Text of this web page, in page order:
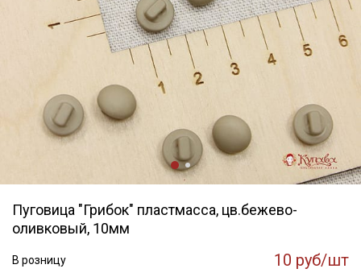
Пуговица "Грибок" пластмасса, цв.бежево-
оливковый, 10мм
В розницу 10 руб/шт